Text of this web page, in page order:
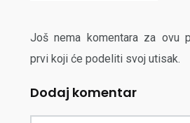
Još nema komentara za ovu
prvi koji će podeliti svoj utisak.
Dodaj komentar